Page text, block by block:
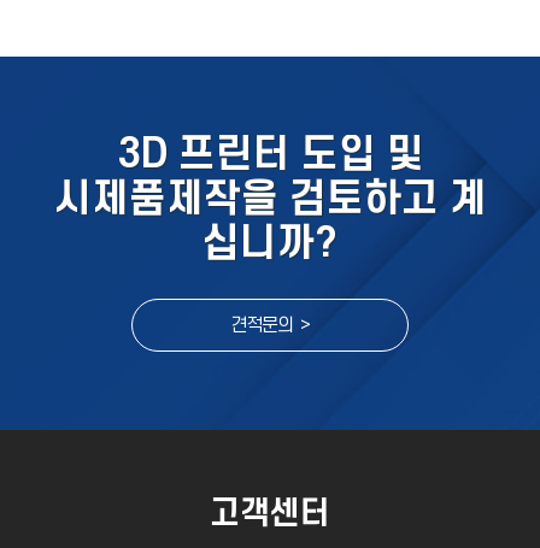
3D 프린터 도입 및
시제품제작을 검토하고 계
십니까?
견적문의 >
고객센터